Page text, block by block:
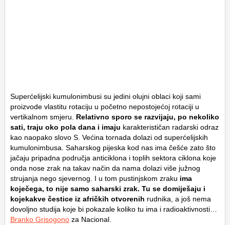
Superćelijski kumulonimbusi su jedini olujni oblaci koji sami
proizvode vlastitu rotaciju u početno nepostojećoj rotaciji u
vertikalnom smjeru. Relativno sporo se razvijaju, po nekoliko
sati, traju oko pola dana i imaju karakterističan radarski odraz
kao naopako slovo S. Većina tornada dolazi od superćelijskih
kumulonimbusa. Saharskog pijeska kod nas ima češće zato što
jačaju pripadna područja anticiklona i toplih sektora ciklona koje
onda nose zrak na takav način da nama dolazi više južnog
strujanja nego sjevernog. I u tom pustinjskom zraku ima
koječega, to nije samo saharski zrak. Tu se domiješaju i
kojekakve čestice iz afričkih otvorenih rudnika, a još nema
dovoljno studija koje bi pokazale koliko tu ima i radioaktivnosti…
Branko Grisogono za Nacional.